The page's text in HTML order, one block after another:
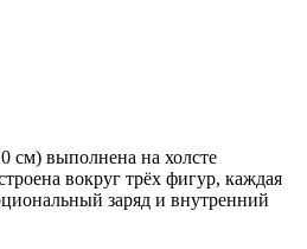
см) выполнена на холсте
вокруг трёх фигур, каждая
заряд и внутренний